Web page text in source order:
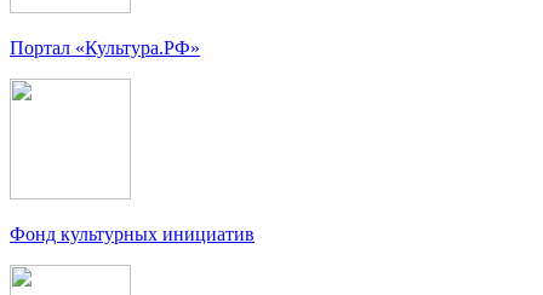
Портал «Культура.РФ»
Фонд культурных инициатив